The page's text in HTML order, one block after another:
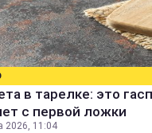
в тарелке: это
с первой ложки
2026, 11:04